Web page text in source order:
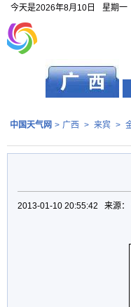
今天是2026年8月10日 星期一
中国天气网 > 广西 > 来宾 >
2013-01-10 20:55:42 来源：